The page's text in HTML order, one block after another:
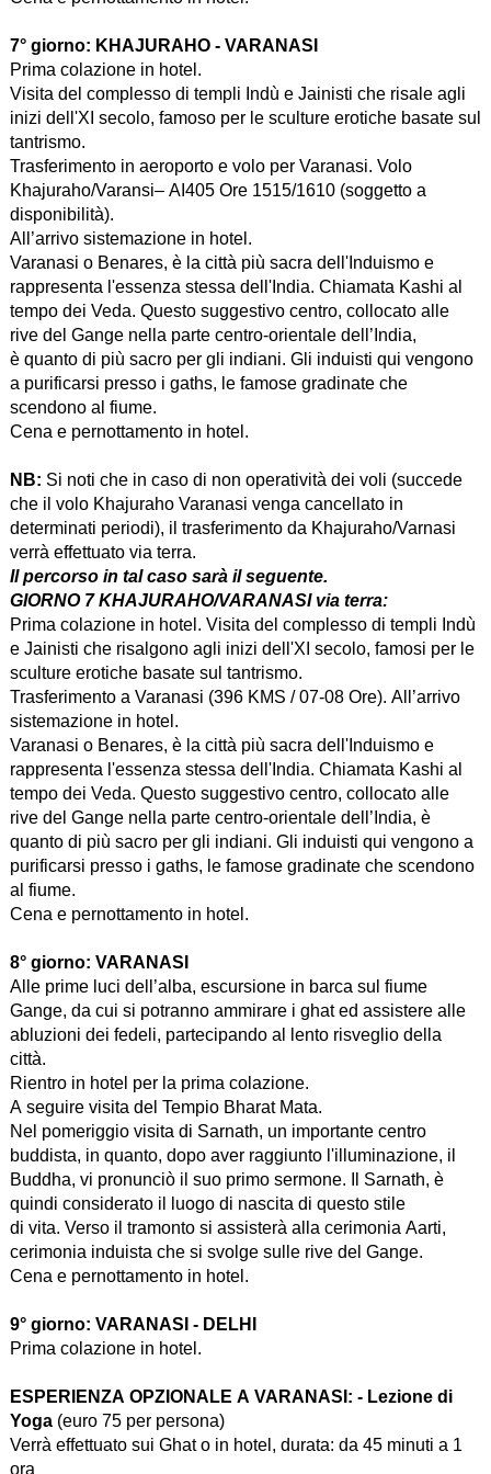
7° giorno: KHAJURAHO - VARANASI
Prima colazione in hotel.
Visita del complesso di templi Indù e Jainisti che risale agli
inizi dell'XI secolo, famoso per le sculture erotiche basate sul
tantrismo.
Trasferimento in aeroporto e volo per Varanasi. Volo
Khajuraho/Varansi– AI405 Ore 1515/1610 (soggetto a
disponibilità).
All’arrivo sistemazione in hotel.
Varanasi o Benares, è la città più sacra dell'Induismo e
rappresenta l'essenza stessa dell'India. Chiamata Kashi al
tempo dei Veda. Questo suggestivo centro, collocato alle
rive del Gange nella parte centro-orientale dell’India,
è quanto di più sacro per gli indiani. Gli induisti qui vengono
a purificarsi presso i gaths, le famose gradinate che
scendono al fiume.
Cena e pernottamento in hotel.
NB: Si noti che in caso di non operatività dei voli (succede
che il volo Khajuraho Varanasi venga cancellato in
determinati periodi), il trasferimento da Khajuraho/Varnasi
verrà effettuato via terra.
Il percorso in tal caso sarà il seguente.
GIORNO 7 KHAJURAHO/VARANASI via terra:
Prima colazione in hotel. Visita del complesso di templi Indù
e Jainisti che risalgono agli inizi dell'XI secolo, famosi per le
sculture erotiche basate sul tantrismo.
Trasferimento a Varanasi (396 KMS / 07-08 Ore). All’arrivo
sistemazione in hotel.
Varanasi o Benares, è la città più sacra dell'Induismo e
rappresenta l'essenza stessa dell'India. Chiamata Kashi al
tempo dei Veda. Questo suggestivo centro, collocato alle
rive del Gange nella parte centro-orientale dell’India, è
quanto di più sacro per gli indiani. Gli induisti qui vengono a
purificarsi presso i gaths, le famose gradinate che scendono
al fiume.
Cena e pernottamento in hotel.
8° giorno: VARANASI
Alle prime luci dell’alba, escursione in barca sul fiume
Gange, da cui si potranno ammirare i ghat ed assistere alle
abluzioni dei fedeli, partecipando al lento risveglio della
città.
Rientro in hotel per la prima colazione.
A seguire visita del Tempio Bharat Mata.
Nel pomeriggio visita di Sarnath, un importante centro
buddista, in quanto, dopo aver raggiunto l'illuminazione, il
Buddha, vi pronunciò il suo primo sermone. Il Sarnath, è
quindi considerato il luogo di nascita di questo stile
di vita. Verso il tramonto si assisterà alla cerimonia Aarti,
cerimonia induista che si svolge sulle rive del Gange.
Cena e pernottamento in hotel.
9° giorno: VARANASI - DELHI
Prima colazione in hotel.
ESPERIENZA OPZIONALE A VARANASI: - Lezione di
Yoga (euro 75 per persona)
Verrà effettuato sui Ghat o in hotel, durata: da 45 minuti a 1
ora